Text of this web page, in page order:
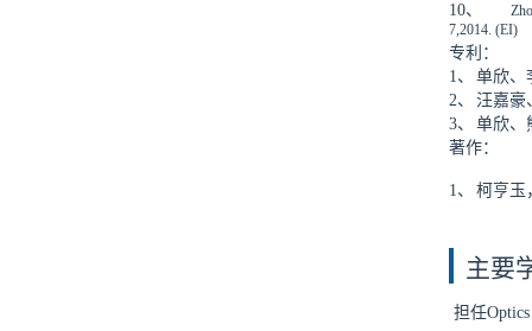
10、
7,2014. (EI)
专利：
1、
单欣、
2、
汪嘉豪
3、
单欣、
著作：
1、 柯亨玉
主要
担任